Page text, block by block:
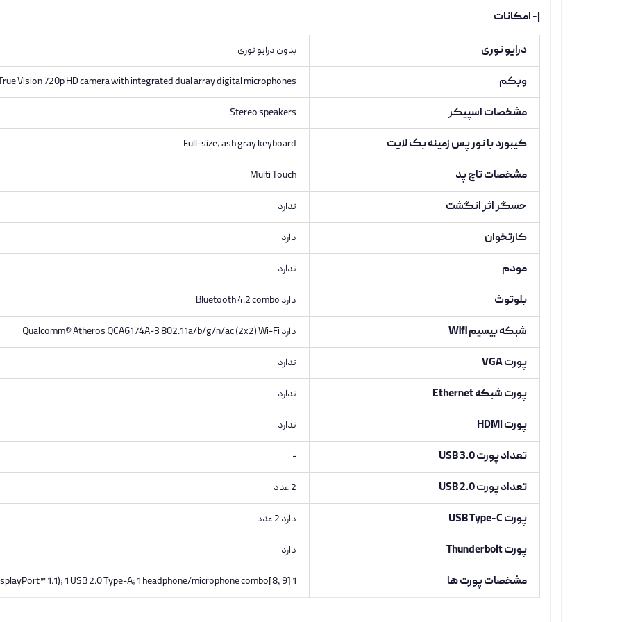
|- امکانات
درایو نوری بدون درایو نوری
وبکم Vision 720p HD camera with integrated dual array digital microphones
مشخصات اسپیکر Stereo speakers
کیبورد با نور پس زمینه بک لایت Full-size, ash gray keyboard
مشخصات تاچ پد Multi Touch
حسگر اثر انگشت ندارد
کارتخوان دارد
مودم ندارد
بلوتوث دارد Bluetooth 4.2 combo
شبکه بیسیم Wifi دارد Qualcomm® Atheros QCA6174A-3 802.11a/b/g/n/ac (2x2) Wi-Fi
پورت VGA ندارد
پورت شبکه Ethernet ندارد
پورت HDMI ندارد
تعداد پورت USB 3.0 -
تعداد پورت USB 2.0 2 عدد
پورت USB Type-C دارد 2 عدد
پورت Thunderbolt دارد
مشخصات پورت ها 1 USB 2.0 Type-C® (USB Power Delivery, DisplayPort™ 1.1); 1 USB 2.0 Type-A; 1 headphone/microphone combo[8, 9]